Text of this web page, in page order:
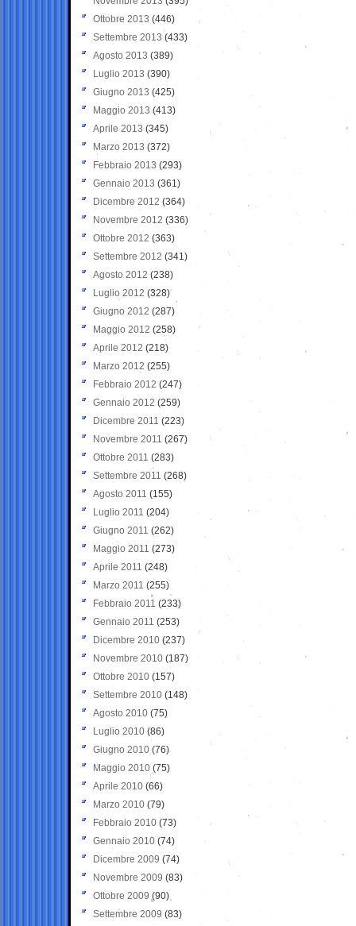
Ottobre 2013 (446)
Settembre 2013 (433)
Agosto 2013 (389)
Luglio 2013 (390)
Giugno 2013 (425)
Maggio 2013 (413)
Aprile 2013 (345)
Marzo 2013 (372)
Febbraio 2013 (293)
Gennaio 2013 (361)
Dicembre 2012 (364)
Novembre 2012 (336)
Ottobre 2012 (363)
Settembre 2012 (341)
Agosto 2012 (238)
Luglio 2012 (328)
Giugno 2012 (287)
Maggio 2012 (258)
Aprile 2012 (218)
Marzo 2012 (255)
Febbraio 2012 (247)
Gennaio 2012 (259)
Dicembre 2011 (223)
Novembre 2011 (267)
Ottobre 2011 (283)
Settembre 2011 (268)
Agosto 2011 (155)
Luglio 2011 (204)
Giugno 2011 (262)
Maggio 2011 (273)
Aprile 2011 (248)
Marzo 2011 (255)
Febbraio 2011 (233)
Gennaio 2011 (253)
Dicembre 2010 (237)
Novembre 2010 (187)
Ottobre 2010 (157)
Settembre 2010 (148)
Agosto 2010 (75)
Luglio 2010 (86)
Giugno 2010 (76)
Maggio 2010 (75)
Aprile 2010 (66)
Marzo 2010 (79)
Febbraio 2010 (73)
Gennaio 2010 (74)
Dicembre 2009 (74)
Novembre 2009 (83)
Ottobre 2009 (90)
Settembre 2009 (83)